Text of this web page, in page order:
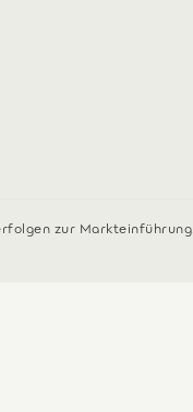
zur Markteinführung.